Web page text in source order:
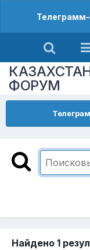
ФОРУМ
Найдено 1